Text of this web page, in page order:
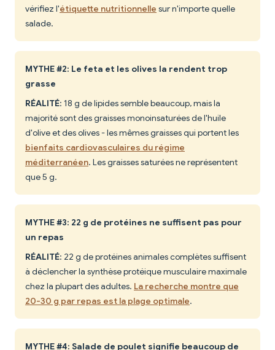
vérifiez l'étiquette nutritionnelle sur n'importe quelle
salade.
MYTHE #2: Le feta et les olives la rendent trop
grasse
RÉALITÉ: 18 g de lipides semble beaucoup, mais la
majorité sont des graisses monoinsaturées de l'huile
d'olive et des olives - les mêmes graisses qui portent les
bienfaits cardiovasculaires du régime
méditerranéen. Les graisses saturées ne représentent
que 5 g.
MYTHE #3: 22 g de protéines ne suffisent pas pour
un repas
RÉALITÉ: 22 g de protéines animales complètes suffisent
à déclencher la synthèse protéique musculaire maximale
chez la plupart des adultes. La recherche montre que
20-30 g par repas est la plage optimale.
MYTHE #4: Salade de poulet signifie beaucoup de